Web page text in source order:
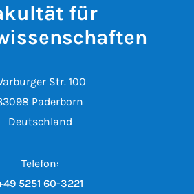
für
Str. 100
Paderborn
Deutschland
Telefon:
5251 60-3221